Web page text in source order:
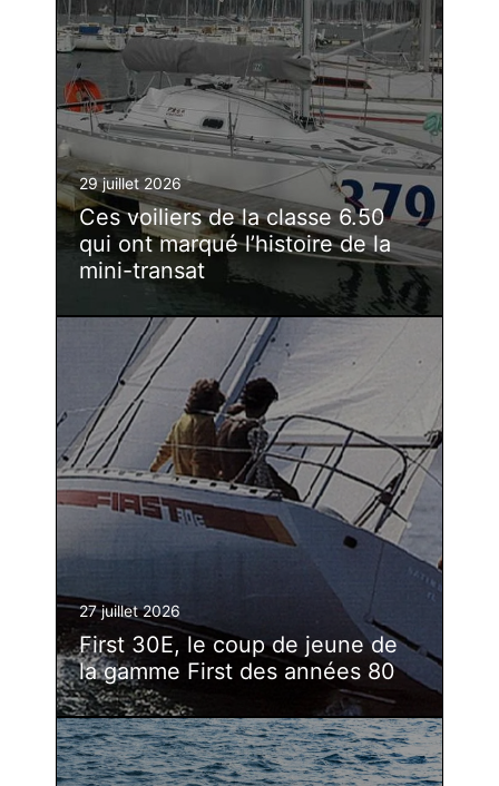
29 juillet 2026
Ces voiliers de la classe 6.50
qui ont marqué l’histoire de la
mini-transat
27 juillet 2026
First 30E, le coup de jeune de
la gamme First des années 80